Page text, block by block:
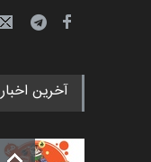
آخرین اخبار